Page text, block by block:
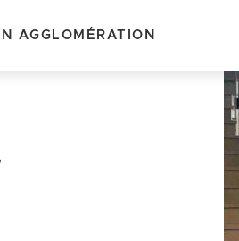
AGGLOMÉRATION